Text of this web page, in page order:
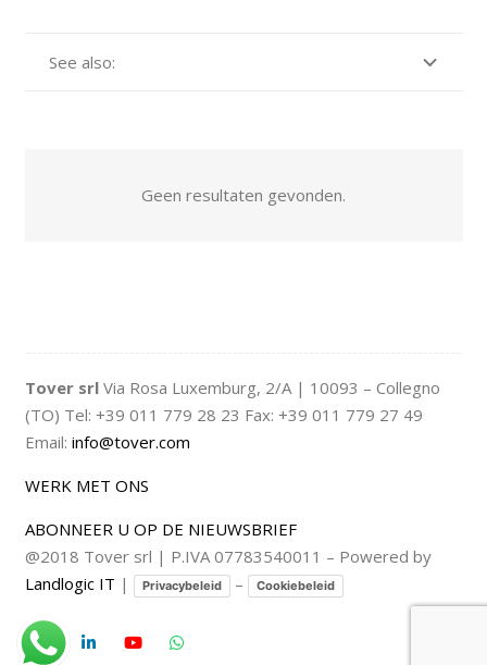
See also:
Geen resultaten gevonden.
Tover srl Via Rosa Luxemburg, 2/A | 10093 – Collegno
(TO) Tel: +39 011 779 28 23 Fax: +39 011 779 27 49
Email: info@tover.com
WERK MET ONS
ABONNEER U OP DE NIEUWSBRIEF
@2018 Tover srl | P.IVA 07783540011 – Powered by
Landlogic IT | Privacybeleid – Cookiebeleid